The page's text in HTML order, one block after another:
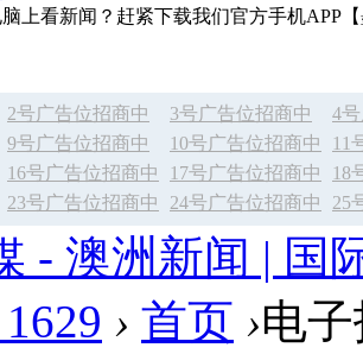
上看新闻？赶紧下载我们官方手机APP
2号广告位招商中 3号广告位招商中
4
9号广告位招商中 10号广告位招商中
11
16号广告位招商中 17号广告位招商中
18
23号广告位招商中 24号广告位招商中 25
- 澳洲新闻 | 国
› 首页 ›电